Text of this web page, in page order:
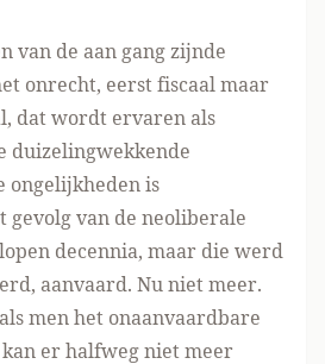
van de aan gang zijnde
onrecht, eerst fiscaal maar
dat wordt ervaren als
duizelingwekkende
ongelijkheden is
gevolg van de neoliberale
decennia, maar die werd
aanvaard. Nu niet meer.
men het onaanvaardbare
er halfweg niet meer